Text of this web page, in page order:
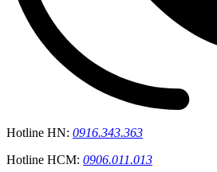
Hotline HN: 0916.343.363
Hotline HCM: 0906.011.013